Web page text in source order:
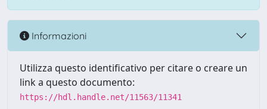
Informazioni
Utilizza questo identificativo per citare o creare un
link a questo documento:
https://hdl.handle.net/11563/11341